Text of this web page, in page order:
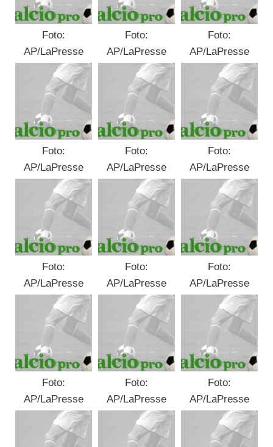
Foto:
AP/LaPresse
Foto:
AP/LaPresse
Foto:
AP/LaPresse
Foto:
AP/LaPresse
Foto:
AP/LaPresse
Foto:
AP/LaPresse
Foto:
AP/LaPresse
Foto:
AP/LaPresse
Foto:
AP/LaPresse
Foto:
AP/LaPresse
Foto:
AP/LaPresse
Foto:
AP/LaPresse